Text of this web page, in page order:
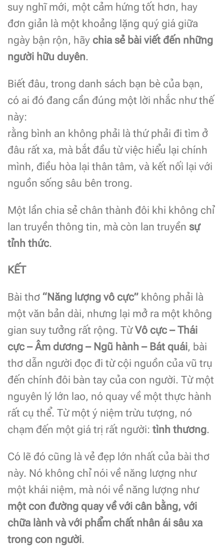
suy nghĩ mới, một cảm hứng tốt hơn, hay
đơn giản là một khoảng lặng quý giá giữa
ngày bận rộn, hãy chia sẻ bài viết đến những
người hữu duyên.
Biết đâu, trong danh sách bạn bè của bạn,
có ai đó đang cần đúng một lời nhắc như thế
này:
rằng bình an không phải là thứ phải đi tìm ở
đâu rất xa, mà bắt đầu từ việc hiểu lại chính
mình, điều hòa lại thân tâm, và kết nối lại với
nguồn sống sâu bên trong.
Một lần chia sẻ chân thành đôi khi không chỉ
lan truyền thông tin, mà còn lan truyền sự
tỉnh thức.
KẾT
Bài thơ “Năng lượng vô cực” không phải là
một văn bản dài, nhưng lại mở ra một không
gian suy tưởng rất rộng. TừVô cực – Thái
cực – Âm dương – Ngũ hành – Bát quái, bài
thơ dẫn người đọc đi từ cội nguồn của vũ trụ
đến chính đôi bàn tay của con người. Từ một
nguyên lý lớn lao, nó quay về một thực hành
rất cụ thể. Từ một ý niệm trừu tượng, nó
chạm đến một giá trị rất người: tình thương.
Có lẽ đó cũng là vẻ đẹp lớn nhất của bài thơ
này. Nó không chỉ nói về năng lượng như
một khái niệm, mà nói về năng lượng như
một con đường quay về với cân bằng, với
chữa lành và với phẩm chất nhân ái sâu xa
trong con người.